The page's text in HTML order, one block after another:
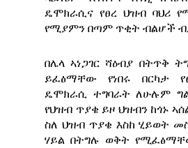
ዴሞክራሲና የፀረ ህዝብ ባህሪ
የሚያምን በጣም ጥቂት ብልሆች ብቻ
በሌላ ኣነጋገር ሻዕብያ በትጥቅ
ይፈፅማቸው የነበሩ በርካታ
ዴሞክራሲ ተግባራት ለሁሉም
የህዝብ ጥያቄ ይዞ ህዝብን ከጎኑ
ስለ ህዝብ ጥያቄ እስከ ሂይወት
ሃይል በትግሉ ወቅት